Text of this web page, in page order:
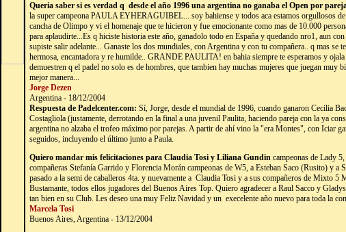
Queria saber si es verdad q desde el año 1996 una argentina no ganaba el Open por
la super campeona PAULA EYHERAGUIBEL... soy bahiense y todos aca estamos orgullosos
cancha de Olimpo y vi el homenaje que te hicieron y fue emocionante como mas de 10.000
para aplaudirte...Es q hiciste historia este año, ganadolo todo en España y quedando nro1, aun
supiste salir adelante... Ganaste los dos mundiales, con Argentina y con tu compañera.. q mas se
hermosa, encantadora y re humilde.. GRANDE PAULITA! en bahia siempre te esperamos y
demuestren q el padel no solo es de hombres, que tambien hay muchas mujeres que juegan muy
mejor manera...
Jorge Dezen
Argentina - 18/12/2004
Respuesta de Padelcenter.com: Sí, Jorge, desde el mundial de 1996, cuando ganaron Cecilia
Costagliola (justamente, derrotando en la final a una juvenil Paulita, haciendo pareja con la ya
argentina no alzaba el trofeo máximo por parejas. A partir de ahí vino la "era Montes", con Iciar
seguidos, incluyendo el último junto a Paula.
Quiero mandar mis felicitaciones para Claudia Tosi y Liliana Gundin campeonas de Lady
compañeras Stefanía Garrido y Florencia Morán campeonas de W5, a Esteban Saco (Rusito) y a
pasado a la semi de caballeros 4ta. y nuevamente a Claudia Tosi y a sus compañeros de Mixto 5
Bustamante, todos ellos jugadores del Buenos Aires Top. Quiero agradecer a Raul Sacco y
tan bien en su Club. Les deseo una muy Feliz Navidad y un execelente año nuevo para toda la
Marcela Tosi
Buenos Aires, Argentina - 13/12/2004